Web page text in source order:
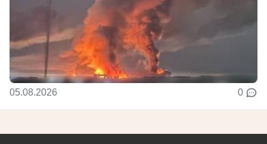
05.08.2026 0